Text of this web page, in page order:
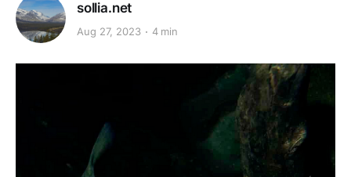
sollia.net
Aug 27, 2023 4 min